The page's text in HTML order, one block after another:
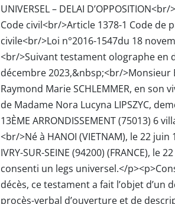
UNIVERSEL – DELAI
Code civil<br/>Article 1378-1 Code de
civile<br/>Loi n°2016-1547du 18
<br/>Suivant testament olographe en
décembre 2023,&nbsp;<br/>Monsieur
Raymond Marie SCHLEMMER, en son
de Madame Nora Lucyna LIPSZYC,
13ÈME ARRONDISSEMENT (75013) 6
<br/>Né à HANOI (VIETNAM), le 22
IVRY-SUR-SEINE (94200) (FRANCE), le
consenti un legs universel.</
décès, ce testament a fait l’objet d’un
procès-verbal d’ouverture et de